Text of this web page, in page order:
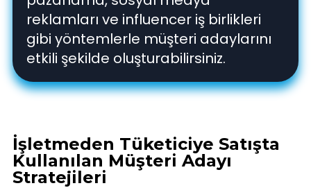
reklamları ve influencer iş birlikleri
gibi yöntemlerle müşteri adaylarını
etkili şekilde oluşturabilirsiniz.
İşletmeden Tüketiciye Satışta
Kullanılan Müşteri Adayı
Stratejileri